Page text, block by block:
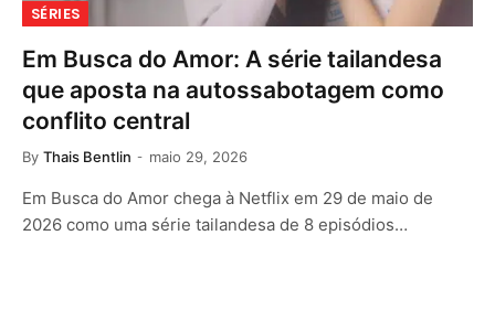
SÉRIES
Em Busca do Amor: A série tailandesa
que aposta na autossabotagem como
conflito central
By Thais Bentlin maio 29, 2026
Em Busca do Amor chega à Netflix em 29 de maio de
2026 como uma série tailandesa de 8 episódios…